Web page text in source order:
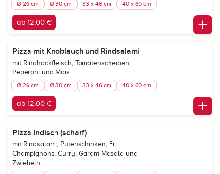
Ø 26 cm Ø 30 cm 33 x 46 cm 40 x 60 cm
ab 12,00 €
Pizza mit Knoblauch und Rindsalami
mit Rindhackfleisch, Tomatenscheiben,
Peperoni und Mais
Ø 26 cm Ø 30 cm 33 x 46 cm 40 x 60 cm
ab 12,00 €
Pizza Indisch (scharf)
mit Rindsalami, Putenschinken, Ei,
Champignons, Curry, Garam Masala und
Zwiebeln